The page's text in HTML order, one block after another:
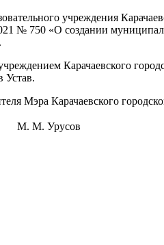
учреждения
№ 750 «О создании
Карачаевского
Устав.
Мэра Карачаевского
М. Урусов